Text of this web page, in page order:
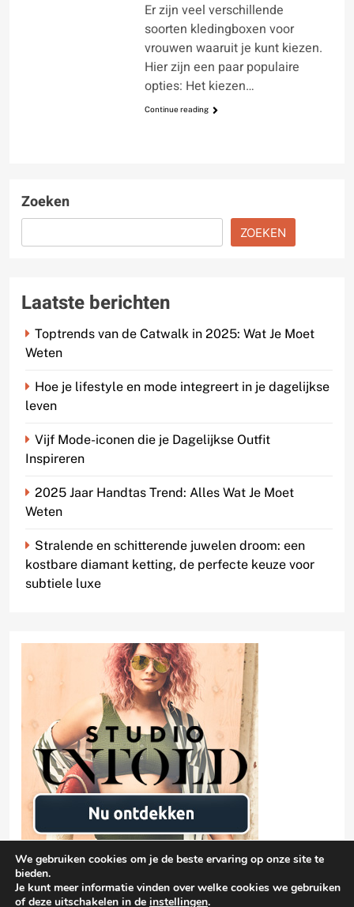
Er zijn veel verschillende
soorten kledingboxen voor
vrouwen waaruit je kunt kiezen.
Hier zijn een paar populaire
opties: Het kiezen…
Continue reading
Zoeken
ZOEKEN
Laatste berichten
Toptrends van de Catwalk in 2025: Wat Je Moet
Weten
Hoe je lifestyle en mode integreert in je dagelijkse
leven
Vijf Mode-iconen die je Dagelijkse Outfit
Inspireren
2025 Jaar Handtas Trend: Alles Wat Je Moet
Weten
Stralende en schitterende juwelen droom: een
kostbare diamant ketting, de perfecte keuze voor
subtiele luxe
We gebruiken cookies om je de beste ervaring op onze site te
bieden.
Je kunt meer informatie vinden over welke cookies we gebruiken
of deze uitschakelen in de instellingen.